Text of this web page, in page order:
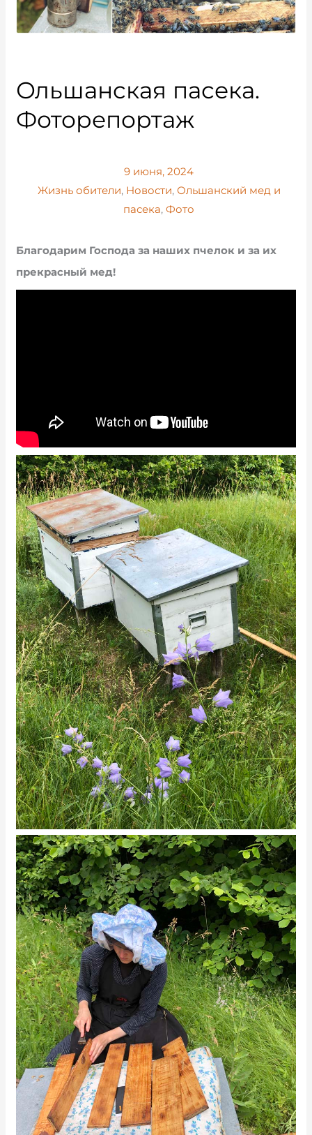
Ольшанская пасека.
Фоторепортаж
9 июня, 2024
Жизнь обители, Новости, Ольшанский мед и
пасека, Фото
Благодарим Господа за наших пчелок и за их
прекрасный мед!